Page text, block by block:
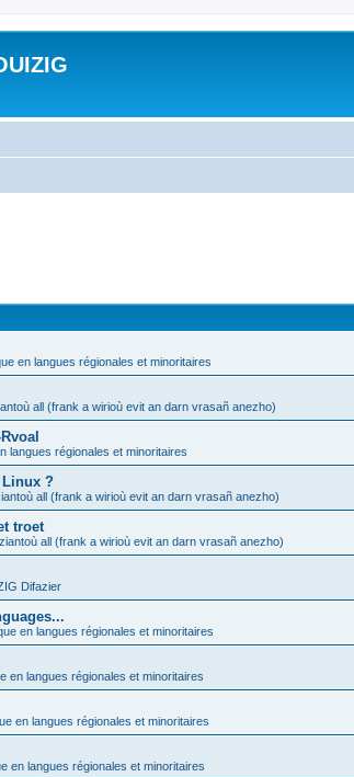
en langues régionales et minoritaires
all (frank a wirioù evit an darn vrasañ anezho)
langues régionales et minoritaires
Linux ?
all (frank a wirioù evit an darn vrasañ anezho)
troet
all (frank a wirioù evit an darn vrasañ anezho)
Difazier
en langues régionales et minoritaires
en langues régionales et minoritaires
en langues régionales et minoritaires
en langues régionales et minoritaires